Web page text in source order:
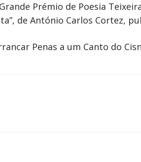
Prémio de Poesia
de António Carlos Cortez,
Penas a um Canto do